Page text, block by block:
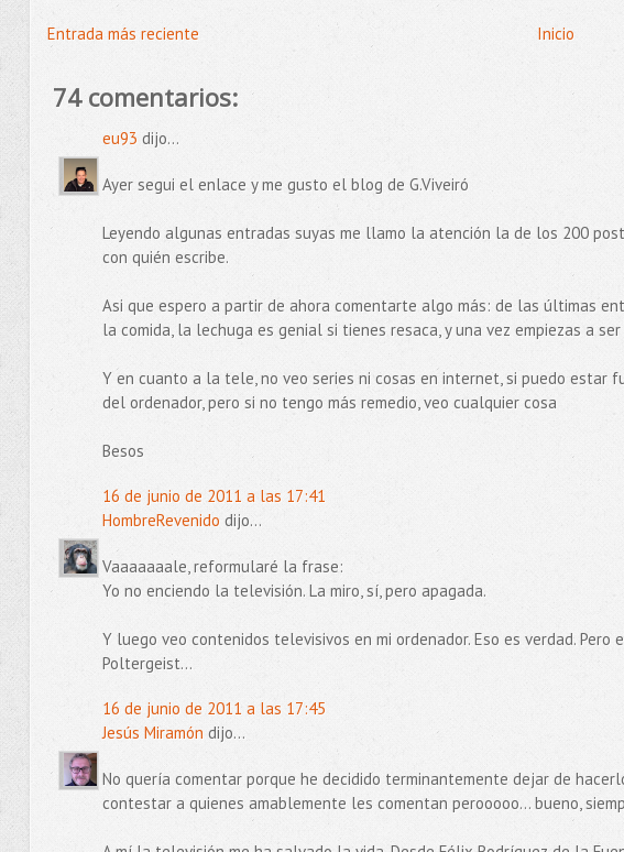
Entrada más reciente Inicio
74 comentarios:
eu93 dijo...
Ayer segui el enlace y me gusto el blog de G.Viveiró
Leyendo algunas entradas suyas me llamo la atención la de los 200
con quién escribe.
Asi que espero a partir de ahora comentarte algo más: de las últimas
la comida, la lechuga es genial si tienes resaca, y una vez empiezas a
Y en cuanto a la tele, no veo series ni cosas en internet, si puedo estar
del ordenador, pero si no tengo más remedio, veo cualquier cosa
Besos
16 de junio de 2011 a las 17:41
HombreRevenido dijo...
Vaaaaaaale, reformularé la frase:
Yo no enciendo la televisión. La miro, sí, pero apagada.
Y luego veo contenidos televisivos en mi ordenador. Eso es verdad.
Poltergeist...
16 de junio de 2011 a las 17:45
Jesús Miramón dijo...
No quería comentar porque he decidido terminantemente dejar de
contestar a quienes amablemente les comentan perooooo... bueno,